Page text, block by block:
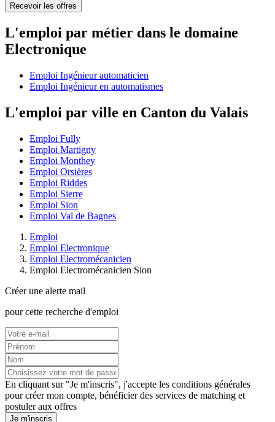
Recevoir les offres
L'emploi par métier dans le domaine
Electronique
Emploi Ingénieur automaticien
Emploi Ingénieur en automatismes
L'emploi par ville en Canton du Valais
Emploi Fully
Emploi Martigny
Emploi Monthey
Emploi Orsières
Emploi Riddes
Emploi Sierre
Emploi Sion
Emploi Val de Bagnes
Emploi
Emploi Electronique
Emploi Electromécanicien
Emploi Electromécanicien Sion
Créer une alerte mail
pour cette recherche d'emploi
En cliquant sur "Je m'inscris", j'accepte les conditions générales
pour créer mon compte, bénéficier des services de matching et
postuler aux offres
Je m'inscris